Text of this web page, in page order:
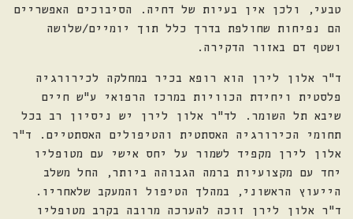
טבעי, ולכן אין בעיות של דחיה. הסיבוכים האפשריים
הם נפיחות שחולפת בדרך כלל תוך יומיים/שלושה
ושטף דם באזור הדקירה.
ד"ר אלון לירן הוא רופא בכיר במחלקה לכירורגיה
פלסטית ויחידת הכוויות במרכז הרפואי ע"ש חיים
שיבא תל השומר. לד"ר אלון לירן יש ניסיון רב בכל
תחומי הכירורגיה האסתטית והטיפולים האסתטיים. ד"ר
אלון לירן מקפיד לשמור על יחס אישי עם מטופליו
יחד עם מקצועיות ברמה הגבוהה ביותר, החל משלב
הייעוץ הראשוני, במהלך הטיפול והמעקב שלאחריו.
ד"ר אלון לירן זוכה להערכה מרובה בקרב מטופליו